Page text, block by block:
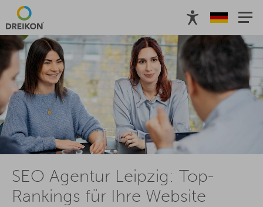
SEO Agentur Leipzig: Top-
Rankings für Ihre Website